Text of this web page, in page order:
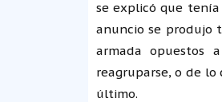
se explicó que
anuncio se produjo
armada opuestos
reagruparse, o de lo
último.